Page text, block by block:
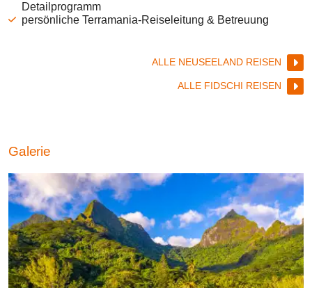
Detailprogramm
persönliche Terramania-Reiseleitung & Betreuung
ALLE NEUSEELAND REISEN
ALLE FIDSCHI REISEN
Galerie